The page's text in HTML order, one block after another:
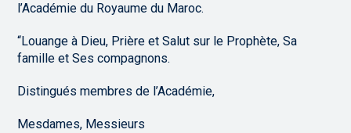
l’Académie du Royaume du Maroc.
“Louange à Dieu, Prière et Salut sur le Prophète, Sa
famille et Ses compagnons.
Distingués membres de l’Académie,
Mesdames, Messieurs